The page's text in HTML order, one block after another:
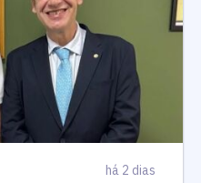
há 2 dias